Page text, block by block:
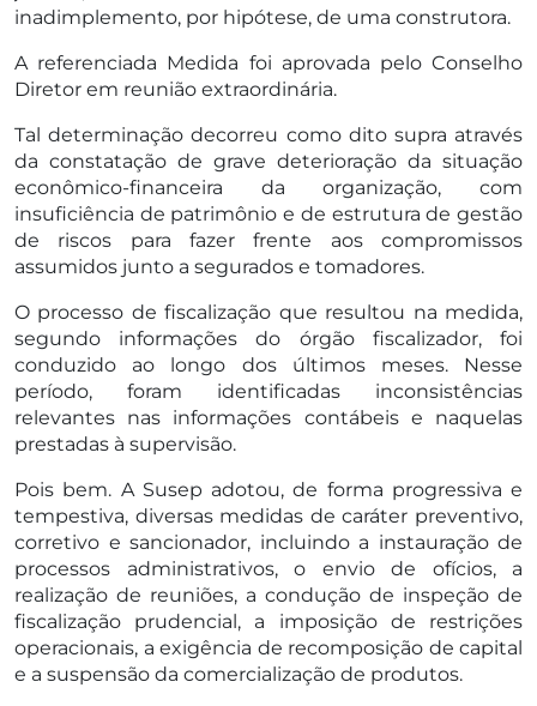
inadimplemento, por hipótese, de uma construtora.
A referenciada Medida foi aprovada pelo Conselho
Diretor em reunião extraordinária.
Tal determinação decorreu como dito supra através
da constatação de grave deterioração da situação
econômico-financeira da organização, com
insuficiência de patrimônio e de estrutura de gestão
de riscos para fazer frente aos compromissos
assumidos junto a segurados e tomadores.
O processo de fiscalização que resultou na medida,
segundo informações do órgão fiscalizador, foi
conduzido ao longo dos últimos meses. Nesse
período, foram identificadas inconsistências
relevantes nas informações contábeis e naquelas
prestadas à supervisão.
Pois bem. A Susep adotou, de forma progressiva e
tempestiva, diversas medidas de caráter preventivo,
corretivo e sancionador, incluindo a instauração de
processos administrativos, o envio de ofícios, a
realização de reuniões, a condução de inspeção de
fiscalização prudencial, a imposição de restrições
operacionais, a exigência de recomposição de capital
e a suspensão da comercialização de produtos.